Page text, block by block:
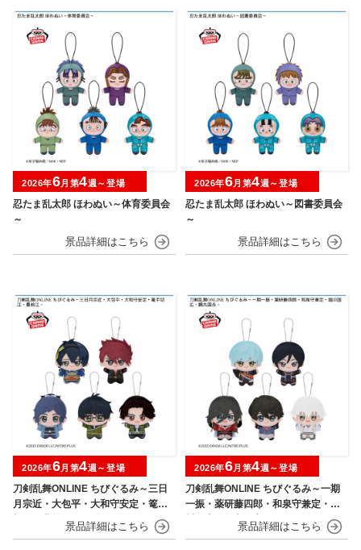
忍たま乱太郎 ほわぬい～体育委員会
～
2026年6月第4週～登場
忍たま乱太郎 ほわぬい～図書委員会
～
2026年6月第4週～登場
刀剣乱舞ONLINE ちびぐるみ～三日
月宗近・大包平・大和守安定・篭手
切江・豊前江～
2026年6月第4週～登場
刀剣乱舞ONLINE ちびぐるみ～一期
一振・薬研藤四郎・和泉守兼定・堀
川国広・鶴丸国永～
2026年6月第4週～登場